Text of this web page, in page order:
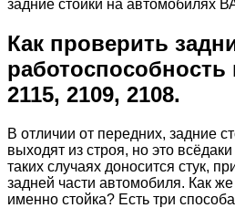
задние стойки на автомобилях
Как проверить
работоспособность
2115, 2109, 2108.
В отличии от передних, задние
выходят из строя, но это
таких случаях доносится стук,
задней части автомобиля. Как же
именно стойка? Есть три